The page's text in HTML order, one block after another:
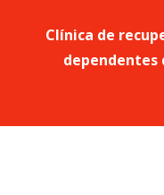
Clínica de
dependentes